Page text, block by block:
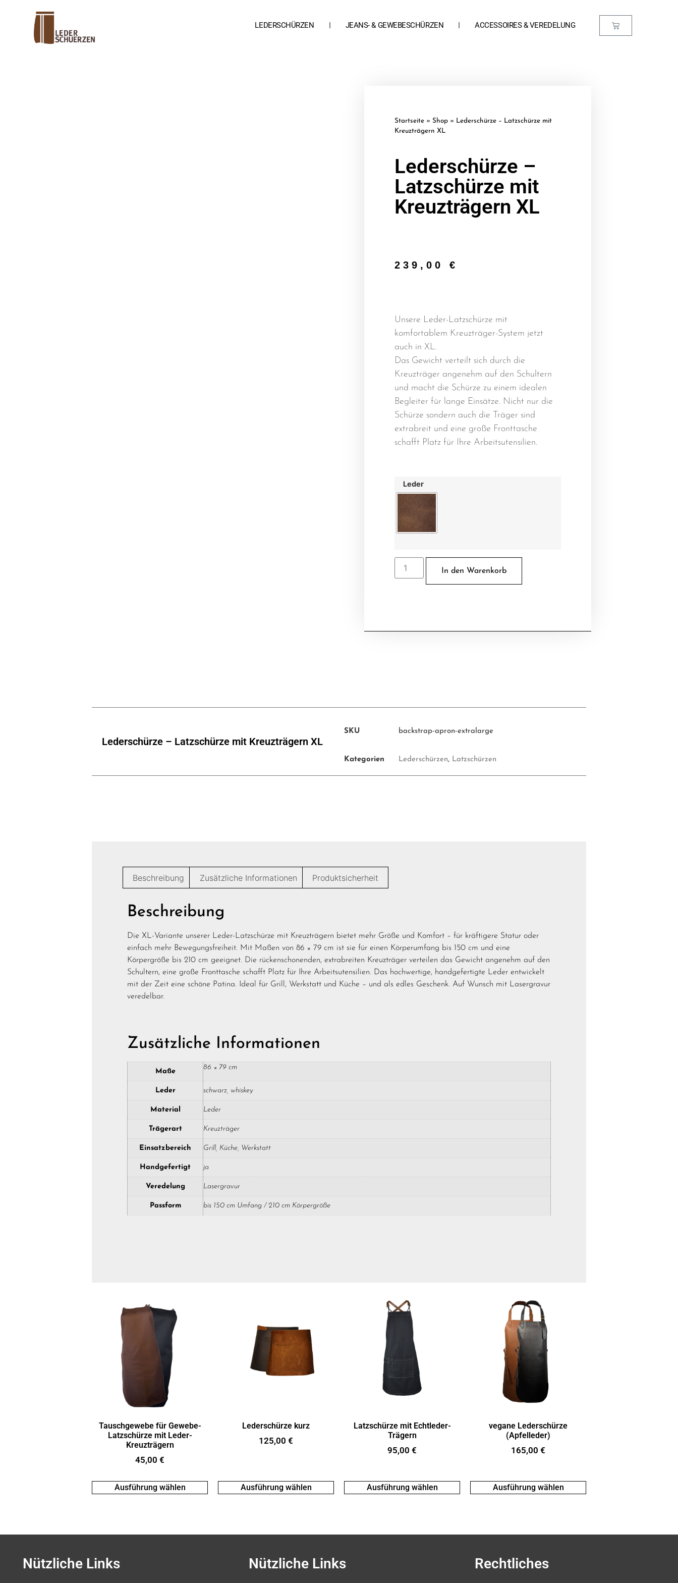
LEDERSCHÜRZEN JEANS- & GEWEBESCHÜRZEN ACCESSOIRES & VEREDELUNG
Startseite » Shop » Lederschürze – Latzschürze mit
Kreuzträgern XL
Lederschürze –
Latzschürze mit
Kreuzträgern XL
239,00 €
Unsere Leder-Latzschürze mit
komfortablem Kreuzträger-System jetzt
auch in XL.
Das Gewicht verteilt sich durch die
Kreuzträger angenehm auf den Schultern
und macht die Schürze zu einem idealen
Begleiter für lange Einsätze. Nicht nur die
Schürze sondern auch die Träger sind
extrabreit und eine große Fronttasche
schafft Platz für Ihre Arbeitsutensilien.
Leder
In den Warenkorb
Lederschürze – Latzschürze mit Kreuzträgern XL
SKU backstrap-apron-extralarge
Kategorien Lederschürzen, Latzschürzen
Beschreibung Zusätzliche Informationen Produktsicherheit
Beschreibung
Die XL-Variante unserer Leder-Latzschürze mit Kreuzträgern bietet mehr Größe und Komfort – für kräftigere Statur oder
einfach mehr Bewegungsfreiheit. Mit Maßen von 86 × 79 cm ist sie für einen Körperumfang bis 150 cm und eine
Körpergröße bis 210 cm geeignet. Die rückenschonenden, extrabreiten Kreuzträger verteilen das Gewicht angenehm auf den
Schultern, eine große Fronttasche schafft Platz für Ihre Arbeitsutensilien. Das hochwertige, handgefertigte Leder entwickelt
mit der Zeit eine schöne Patina. Ideal für Grill, Werkstatt und Küche – und als edles Geschenk. Auf Wunsch mit Lasergravur
veredelbar.
Zusätzliche Informationen
Maße
86 × 79 cm
Leder schwarz, whiskey
Material Leder
Trägerart Kreuzträger
Einsatzbereich Grill, Küche, Werkstatt
Handgefertigt ja
Veredelung Lasergravur
Passform bis 150 cm Umfang / 210 cm Körpergröße
Tauschgewebe für Gewebe-
Latzschürze mit Leder-
Kreuzträgern
45,00 €
Ausführung wählen
Lederschürze kurz
125,00 €
Ausführung wählen
Latzschürze mit Echtleder-
Trägern
95,00 €
Ausführung wählen
vegane Lederschürze
(Apfelleder)
165,00 €
Ausführung wählen
Nützliche Links Nützliche Links Rechtliches